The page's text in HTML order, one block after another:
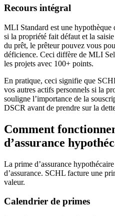
Recours intégral
MLI Standard est une hypothèque
si la propriété fait défaut et la
du prêt, le prêteur pouvez vous
déficience. Ceci diffère de MLI
les projets avec 100+ points.
En pratique, ceci signifie que
vos autres actifs personnels si la
souligne l’importance de la
DSCR avant de prendre sur la
Comment
d’assurance
La prime d’assurance
d’assurance. SCHL facture une
valeur.
Calendrier de primes